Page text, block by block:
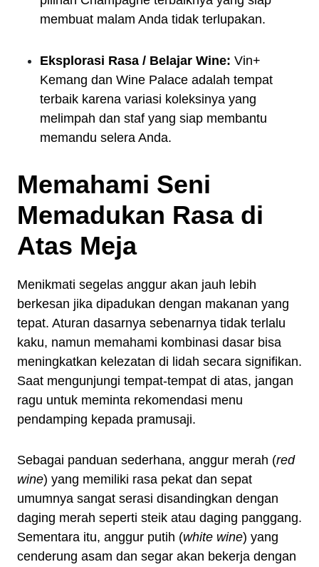
membuat malam Anda tidak terlupakan.
Eksplorasi Rasa / Belajar Wine: Vin+
Kemang dan Wine Palace adalah tempat
terbaik karena variasi koleksinya yang
melimpah dan staf yang siap membantu
memandu selera Anda.
Memahami Seni
Memadukan Rasa di
Atas Meja
Menikmati segelas anggur akan jauh lebih
berkesan jika dipadukan dengan makanan yang
tepat. Aturan dasarnya sebenarnya tidak terlalu
kaku, namun memahami kombinasi dasar bisa
meningkatkan kelezatan di lidah secara signifikan.
Saat mengunjungi tempat-tempat di atas, jangan
ragu untuk meminta rekomendasi menu
pendamping kepada pramusaji.
Sebagai panduan sederhana, anggur merah (red
wine) yang memiliki rasa pekat dan sepat
umumnya sangat serasi disandingkan dengan
daging merah seperti steik atau daging panggang.
Sementara itu, anggur putih (white wine) yang
cenderung asam dan segar akan bekerja dengan